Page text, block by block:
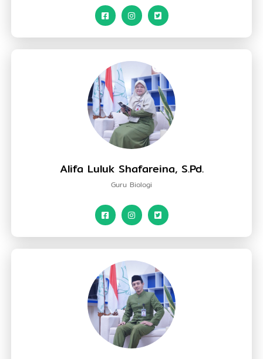
Alifa Luluk Shafareina, S.Pd.
Guru Biologi